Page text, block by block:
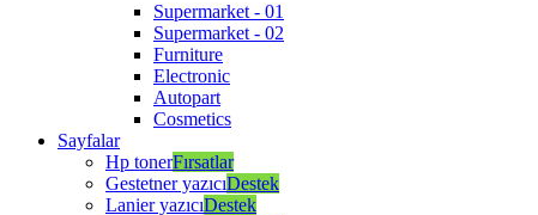
Supermarket - 01
Supermarket - 02
Furniture
Electronic
Autopart
Cosmetics
Sayfalar
Hp tonerFırsatlar
Gestetner yazıcıDestek
Lanier yazıcıDestek